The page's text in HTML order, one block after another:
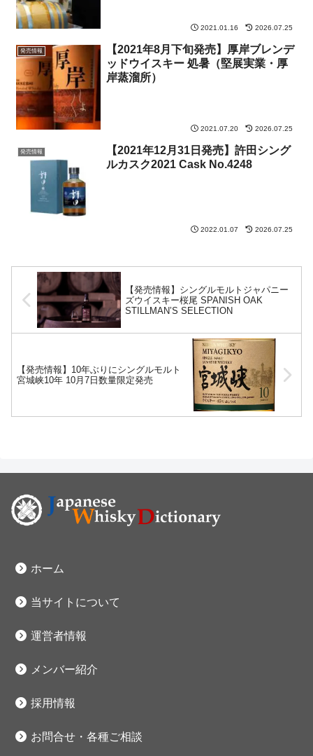
2021.01.16 2026.07.25
発売情報
【2021年8月下旬発売】厚岸ブレンデ
ッドウイスキー 処暑（堅展実業・厚
岸蒸溜所）
2021.07.20 2026.07.25
発売情報
【2021年12月31日発売】許田シング
ルカスク2021 Cask No.4248
2022.01.07 2026.07.25
【発売情報】シングルモルトジャパニー
ズウイスキー桜尾 SPANISH OAK
STILLMAN’S SELECTION
【発売情報】10年ぶりにシングルモルト
宮城峡10年 10月7日数量限定発売
ホーム
当サイトについて
運営者情報
メンバー紹介
採用情報
お問合せ・各種ご相談